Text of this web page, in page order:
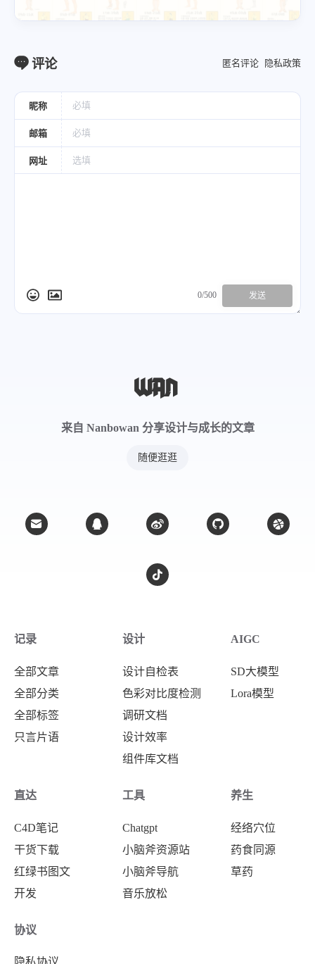
评论 匿名评论 隐私政策
昵称
邮箱
网址
0/500 发送
来自 Nanbowan 分享设计与成长的文章
随便逛逛
记录
全部文章
全部分类
全部标签
只言片语
设计
设计自检表
色彩对比度检测
调研文档
设计效率
组件库文档
AIGC
SD大模型
Lora模型
直达
C4D笔记
干货下载
红绿书图文
开发
工具
Chatgpt
小脑斧资源站
小脑斧导航
音乐放松
养生
经络穴位
药食同源
草药
协议